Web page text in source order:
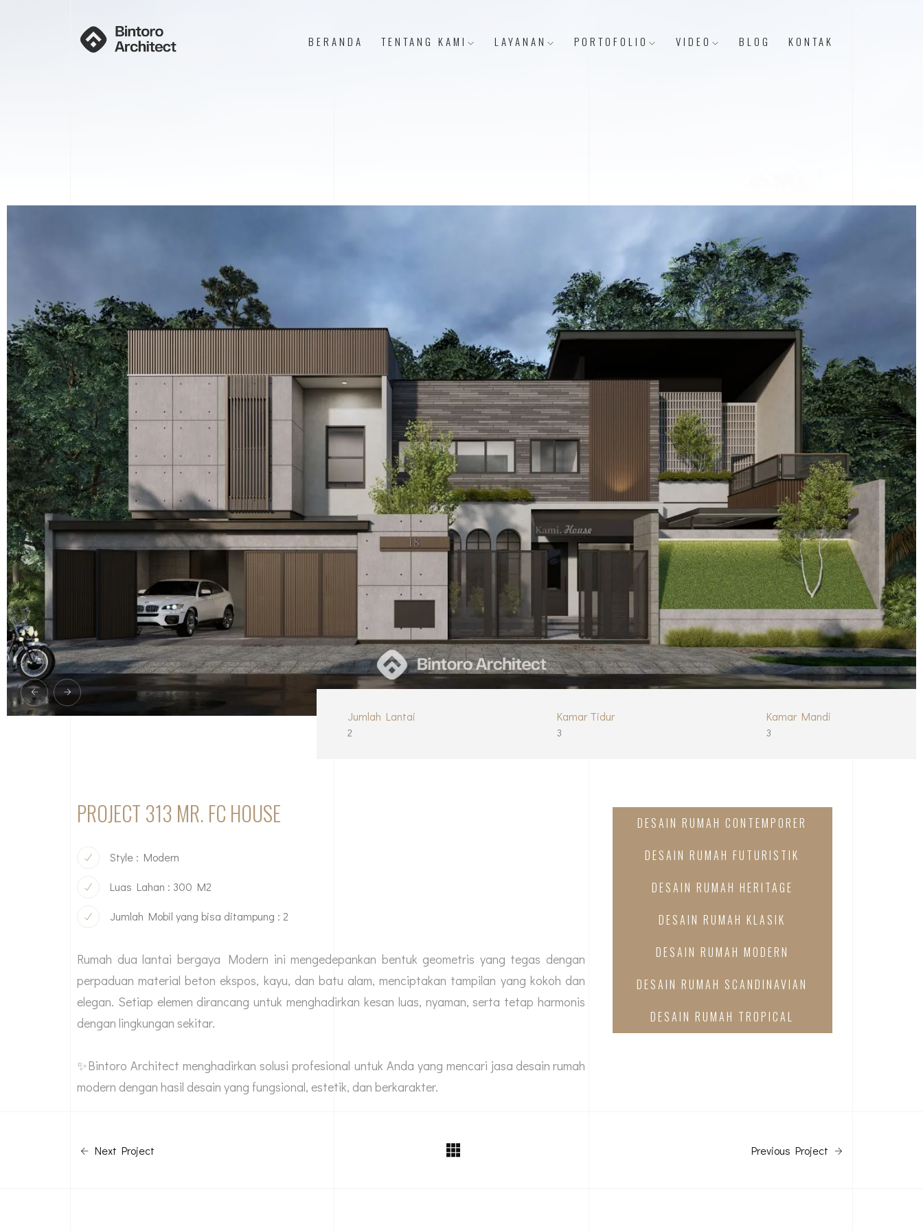
BERANDA TENTANG KAMI LAYANAN PORTOFOLIO VIDEO BLOG KONTAK
Jumlah Lantai
2
Kamar Tidur
3
Kamar Mandi
3
PROJECT 313 MR. FC HOUSE
Style : Modern
Luas Lahan : 300 M2
Jumlah Mobil yang bisa ditampung : 2
Rumah dua lantai bergaya Modern ini mengedepankan bentuk geometris yang tegas dengan
perpaduan material beton ekspos, kayu, dan batu alam, menciptakan tampilan yang kokoh dan
elegan. Setiap elemen dirancang untuk menghadirkan kesan luas, nyaman, serta tetap harmonis
dengan lingkungan sekitar.
✨Bintoro Architect menghadirkan solusi profesional untuk Anda yang mencari jasa desain rumah
modern dengan hasil desain yang fungsional, estetik, dan berkarakter.
DESAIN RUMAH CONTEMPORER
DESAIN RUMAH FUTURISTIK
DESAIN RUMAH HERITAGE
DESAIN RUMAH KLASIK
DESAIN RUMAH MODERN
DESAIN RUMAH SCANDINAVIAN
DESAIN RUMAH TROPICAL
Next Project Previous Project